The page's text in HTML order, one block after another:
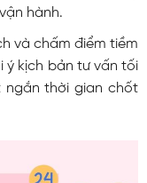
hành.
và chấm điểm tiềm
ý kịch bản tư vấn tối
ngắn thời gian chốt